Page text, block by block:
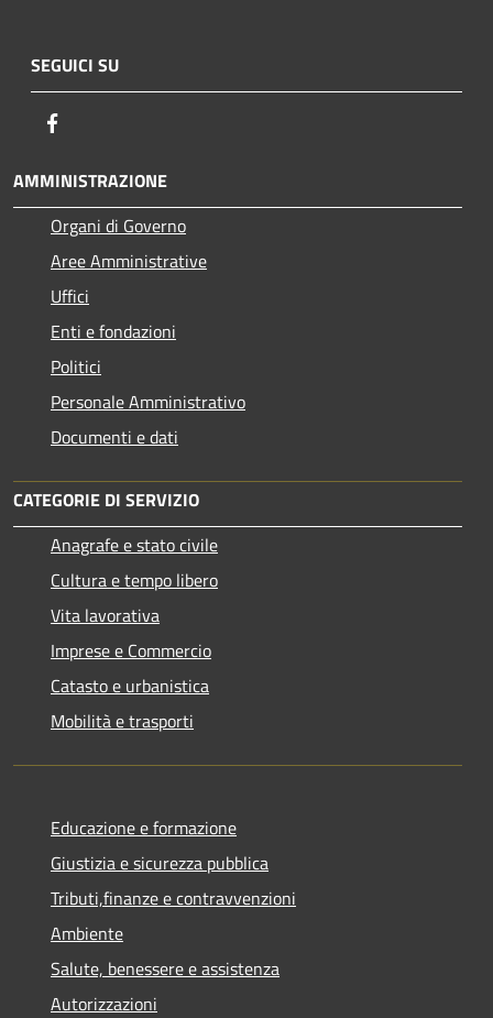
SEGUICI SU
AMMINISTRAZIONE
Organi di Governo
Aree Amministrative
Uffici
Enti e fondazioni
Politici
Personale Amministrativo
Documenti e dati
CATEGORIE DI SERVIZIO
Anagrafe e stato civile
Cultura e tempo libero
Vita lavorativa
Imprese e Commercio
Catasto e urbanistica
Mobilità e trasporti
Educazione e formazione
Giustizia e sicurezza pubblica
Tributi,finanze e contravvenzioni
Ambiente
Salute, benessere e assistenza
Autorizzazioni